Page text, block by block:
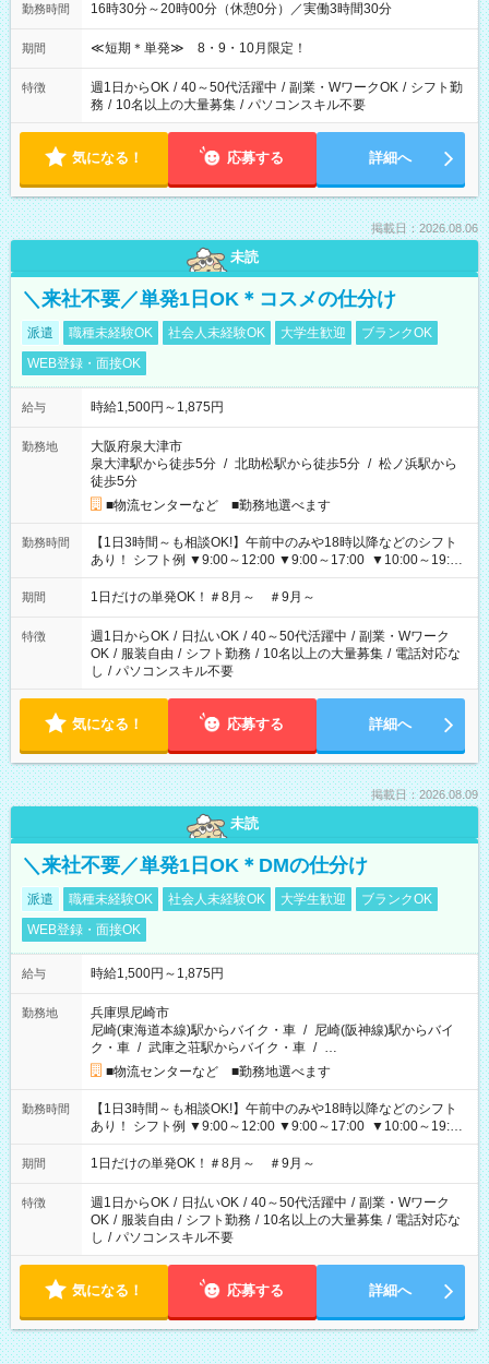
勤務時間 16時30分～20時00分（休憩0分）／実働3時間30分
期間 ≪短期＊単発≫ 8・9・10月限定！
特徴 週1日からOK / 40～50代活躍中 / 副業・WワークOK / シフト勤
務 / 10名以上の大量募集 / パソコンスキル不要
気になる！ 応募する 詳細へ
掲載日：2026.08.06
未読
＼来社不要／単発1日OK＊コスメの仕分け
派遣 職種未経験OK 社会人未経験OK 大学生歓迎
ブランクOK
WEB登録・面接OK
給与 時給1,500円～1,875円
勤務地
大阪府泉大津市
泉大津駅から徒歩5分 / 北助松駅から徒歩5分 / 松ノ浜駅から
徒歩5分
■物流センターなど ■勤務地選べます
勤務時間
【1日3時間～も相談OK!】午前中のみや18時以降などのシフト
あり！ シフト例 ▼9:00～12:00 ▼9:00～17:00 ▼10:00～19:00
▼18:00～21:00
期間 1日だけの単発OK！＃8月～ ＃9月～
特徴 週1日からOK / 日払いOK / 40～50代活躍中 / 副業・Wワーク
OK / 服装自由 / シフト勤務 / 10名以上の大量募集 / 電話対応な
し / パソコンスキル不要
気になる！ 応募する 詳細へ
掲載日：2026.08.09
未読
＼来社不要／単発1日OK＊DMの仕分け
派遣 職種未経験OK 社会人未経験OK 大学生歓迎
ブランクOK
WEB登録・面接OK
給与 時給1,500円～1,875円
勤務地
兵庫県尼崎市
尼崎(東海道本線)駅からバイク・車 / 尼崎(阪神線)駅からバイ
ク・車 / 武庫之荘駅からバイク・車 / …
■物流センターなど ■勤務地選べます
勤務時間
【1日3時間～も相談OK!】午前中のみや18時以降などのシフト
あり！ シフト例 ▼9:00～12:00 ▼9:00～17:00 ▼10:00～19:00
▼18:00～21:00
期間 1日だけの単発OK！＃8月～ ＃9月～
特徴 週1日からOK / 日払いOK / 40～50代活躍中 / 副業・Wワーク
OK / 服装自由 / シフト勤務 / 10名以上の大量募集 / 電話対応な
し / パソコンスキル不要
気になる！ 応募する 詳細へ